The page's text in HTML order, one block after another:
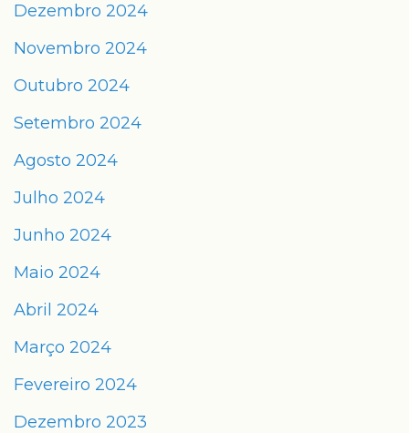
Dezembro 2024
Novembro 2024
Outubro 2024
Setembro 2024
Agosto 2024
Julho 2024
Junho 2024
Maio 2024
Abril 2024
Março 2024
Fevereiro 2024
Dezembro 2023